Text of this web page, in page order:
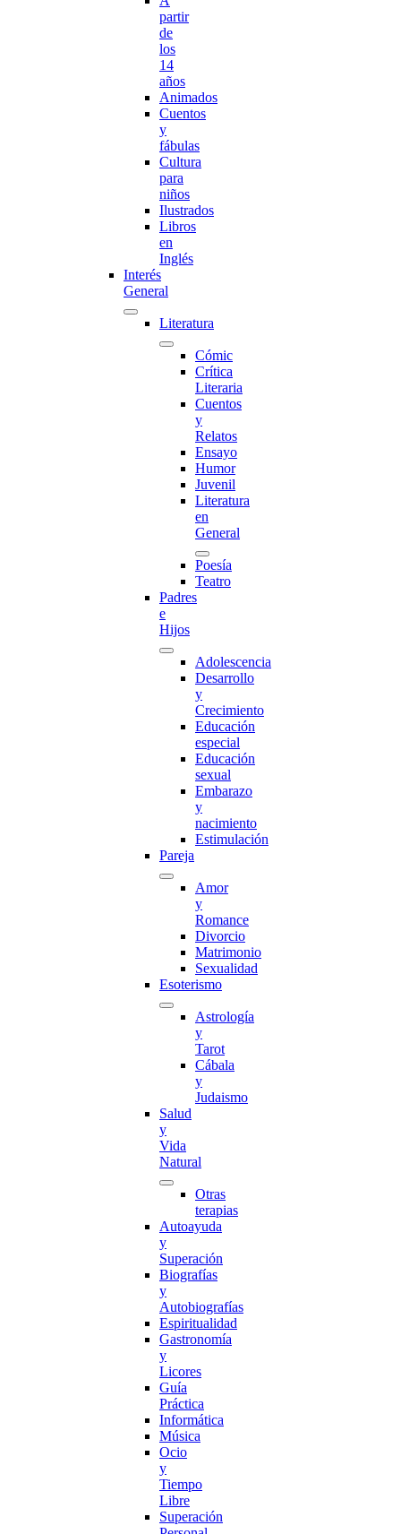
partir
de
los
14
años
Animados
Cuentos
y
fábulas
Cultura
para
niños
Ilustrados
Libros
en
Inglés
Interés
General
Literatura
Cómic
Crítica
Literaria
Cuentos
y
Relatos
Ensayo
Humor
Juvenil
Literatura
en
General
Poesía
Teatro
Padres
e
Hijos
Adolescencia
Desarrollo
y
Crecimiento
Educación
especial
Educación
sexual
Embarazo
y
nacimiento
Estimulación
Pareja
Amor
y
Romance
Divorcio
Matrimonio
Sexualidad
Esoterismo
Astrología
y
Tarot
Cábala
y
Judaismo
Salud
y
Vida
Natural
Otras
terapias
Autoayuda
y
Superación
Biografías
y
Autobiografías
Espiritualidad
Gastronomía
y
Licores
Guía
Práctica
Informática
Música
Ocio
y
Tiempo
Libre
Superación